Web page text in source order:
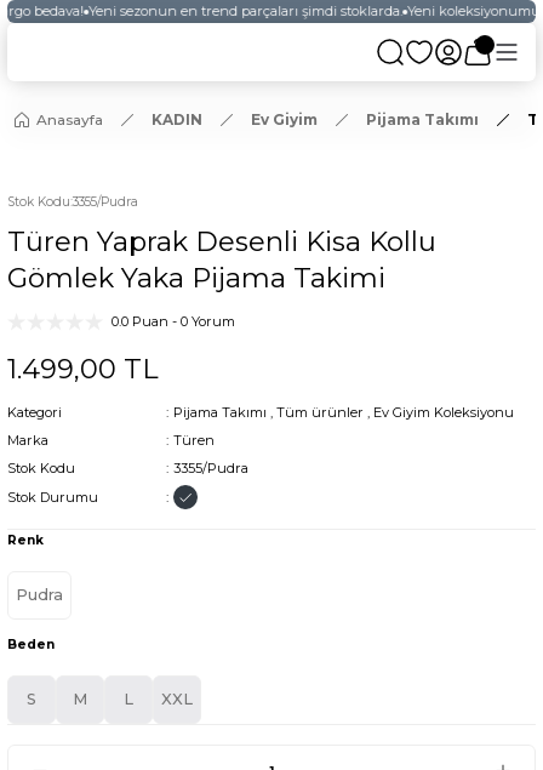
bedava! Yeni sezonun en trend parçaları şimdi stoklarda. Yeni
Anasayfa KADIN Ev Giyim Pijama Takımı
Stok Kodu:3355/Pudra
Türen Yaprak Desenli Kisa Kollu
Gömlek Yaka Pijama Takimi
0.0 Puan - 0 Yorum
1.499,00 TL
Kategori Pijama Takımı , Tüm ürünler , Ev Giyim Koleksiyonu
Marka
Türen
Stok Kodu
3355/Pudra
Stok Durumu
Renk
Pudra
Beden
S M L XXL